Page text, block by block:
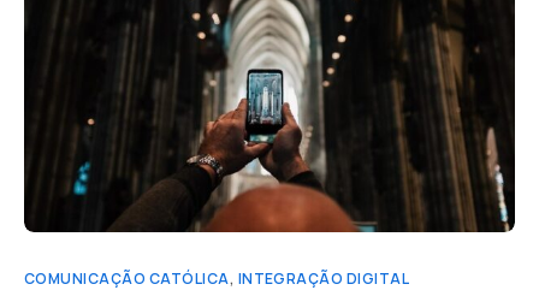
COMUNICAÇÃO CATÓLICA, INTEGRAÇÃO DIGITAL